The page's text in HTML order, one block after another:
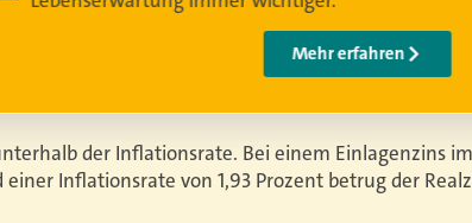
der Inflationsrate. Bei einem Einlagenzins
Inflationsrate von 1,93 Prozent betrug der